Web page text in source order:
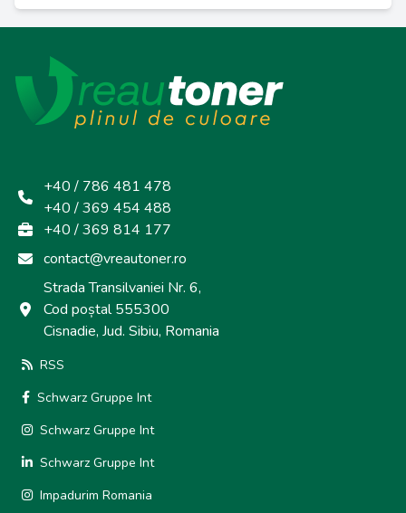
+40 / 786 481 478
+40 / 369 454 488
+40 / 369 814 177
contact@vreautoner.ro
Strada Transilvaniei Nr. 6,
Cod poștal 555300
Cisnadie, Jud. Sibiu, Romania
RSS
Schwarz Gruppe Int
Schwarz Gruppe Int
Schwarz Gruppe Int
Impadurim Romania